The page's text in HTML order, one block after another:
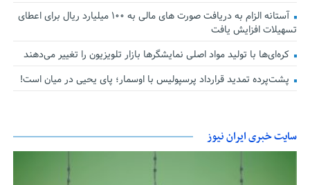
آستانه الزام به دریافت صورت های مالی به ۱۰۰ میلیارد ریال برای اعطای
تسهیلات افزایش یافت
کره‌ای‌ها با تولید مواد اصلی نمایشگرها بازار تلویزیون را تغییر می‌دهند
پشت‌پرده تمدید قرارداد پرسپولیس با اوسمار؛ پای یحیی در میان است!
سایت خبری ایران نیوز